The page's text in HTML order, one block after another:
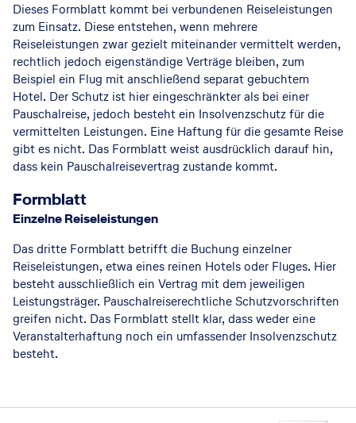
Dieses Formblatt kommt bei verbundenen Reiseleistungen
zum Einsatz. Diese entstehen, wenn mehrere
Reiseleistungen zwar gezielt miteinander vermittelt werden,
rechtlich jedoch eigenständige Verträge bleiben, zum
Beispiel ein Flug mit anschließend separat gebuchtem
Hotel. Der Schutz ist hier eingeschränkter als bei einer
Pauschalreise, jedoch besteht ein Insolvenzschutz für die
vermittelten Leistungen. Eine Haftung für die gesamte Reise
gibt es nicht. Das Formblatt weist ausdrücklich darauf hin,
dass kein Pauschalreisevertrag zustande kommt.
Formblatt
Einzelne Reiseleistungen
Das dritte Formblatt betrifft die Buchung einzelner
Reiseleistungen, etwa eines reinen Hotels oder Fluges. Hier
besteht ausschließlich ein Vertrag mit dem jeweiligen
Leistungsträger. Pauschalreiserechtliche Schutzvorschriften
greifen nicht. Das Formblatt stellt klar, dass weder eine
Veranstalterhaftung noch ein umfassender Insolvenzschutz
besteht.